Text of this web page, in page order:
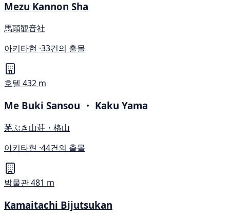
Mezu Kannon Sha
馬頭観音社
아키타현 ·33건의 출몰
호텔 432 m
Me Buki Sansou ・ Kaku Yama
茅ぶき山荘・格山
아키타현 ·44건의 출몰
박물관481 m
Kamaitachi Bijutsukan